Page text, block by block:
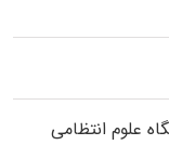
ﻋﻠﻮم انتظامی